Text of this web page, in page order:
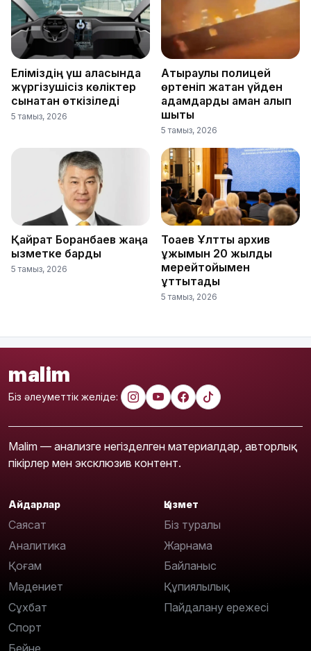
Еліміздің үш қаласында
жүргізушісіз көліктер
сынақтан өткізіледі
5 тамыз, 2026
Атыраулық полицей
өртеніп жатқан үйден
адамдарды аман алып
шықты
5 тамыз, 2026
Қайрат Боранбаев жаңа
қызметке барды
5 тамыз, 2026
Тоқаев Ұлттық архив
ұжымын 20 жылдық
мерейтойымен
құттықтады
5 тамыз, 2026
malim
Біз әлеуметтік желіде:
Malim — анализге негізделген материалдар, авторлық
пікірлер мен эксклюзив контент.
Айдарлар
Саясат
Аналитика
Қоғам
Мәдениет
Сұхбат
Спорт
Бейне
Қызмет
Біз туралы
Жарнама
Байланыс
Құпиялылық
Пайдалану ережесі